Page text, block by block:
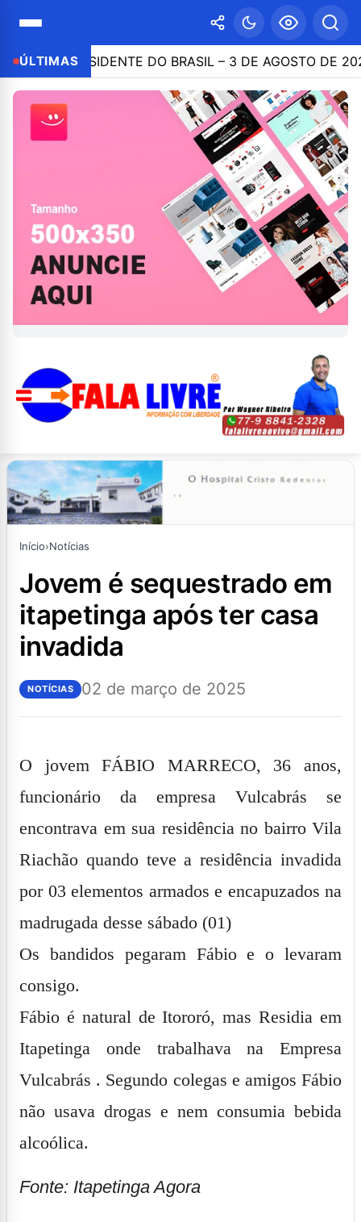
ÚLTIMAS
PRESIDENTE DO BRASIL – 3 DE AGOSTO DE 2026
Início›Notícias
jovem é sequestrado em
itapetinga após ter casa
invadida
NOTÍCIAS 02 de março de 2025
O jovem FÁBIO MARRECO, 36 anos,
funcionário da empresa Vulcabrás se
encontrava em sua residência no bairro Vila
Riachão quando teve a residência invadida
por 03 elementos armados e encapuzados na
madrugada desse sábado (01)
Os bandidos pegaram Fábio e o levaram
consigo.
Fábio é natural de Itororó, mas Residia em
Itapetinga onde trabalhava na Empresa
Vulcabrás . Segundo colegas e amigos Fábio
não usava drogas e nem consumia bebida
alcoólica.
Fonte: Itapetinga Agora